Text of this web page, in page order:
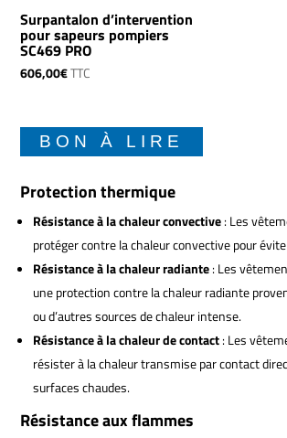
Surpantalon d’intervention
pour sapeurs pompiers
SC469 PRO
606,00€TTC
BON À LIRE
Protection thermique
Résistance à la chaleur convective: Les
protéger contre la chaleur convective pour
Résistance à la chaleur radiante: Les
une protection contre la chaleur radiante
ou d’autres sources de chaleur intense.
Résistance à la chaleur de contact: Les
résister à la chaleur transmise par contact
surfaces chaudes.
Résistance aux flammes